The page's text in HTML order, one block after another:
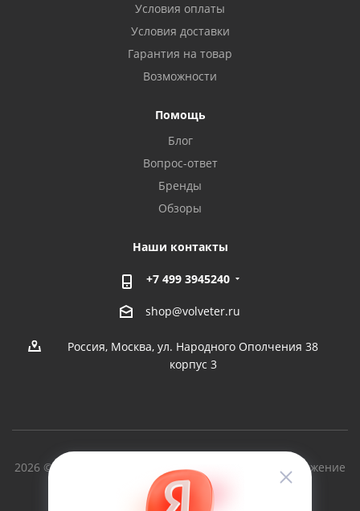
Условия оплаты
Условия доставки
Гарантия на товар
Возможности
Помощь
Блог
Вопрос-ответ
Бренды
Обзоры
Наши контакты
+7 499 3945240
shop@volveter.ru
Россия, Москва, ул. Народного Ополчения 38
корпус 3
2026 © Вольный Ветер - производство судов и снаряжение
для туризма с 1997г.